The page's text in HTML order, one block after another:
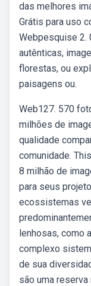
das melhores
Grátis para uso
Webpesquise 2.
autênticas,
florestas, ou
paisagens ou.
Web127. 570
milhões de
qualidade
comunidade.
8 milhão de
para seus
ecossistemas
lenhosas, como
complexo
de sua
são uma